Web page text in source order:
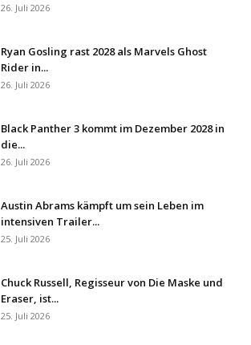
26. Juli 2026
Ryan Gosling rast 2028 als Marvels Ghost
Rider in...
26. Juli 2026
Black Panther 3 kommt im Dezember 2028 in
die...
26. Juli 2026
Austin Abrams kämpft um sein Leben im
intensiven Trailer...
25. Juli 2026
Chuck Russell, Regisseur von Die Maske und
Eraser, ist...
25. Juli 2026